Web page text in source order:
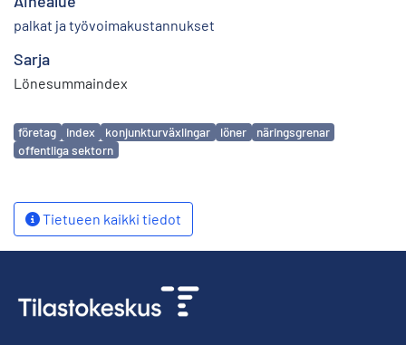
palkat ja työvoimakustannukset
Sarja
Lönesummaindex
Avainsanat
företag index konjunkturväxlingar löner
näringsgrenar
offentliga sektorn
Tietueen kaikki tiedot